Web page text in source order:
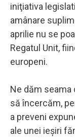
iniţiativa
amânare
aprilie nu se
Regatul Unit,
europeni.
Ne dăm
să încercăm,
a preveni
ale unei ieşiri